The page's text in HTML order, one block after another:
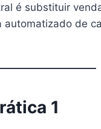
é substituir
automatizado de
1